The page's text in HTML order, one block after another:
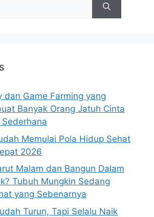
dan Game Farming yang
Banyak Orang Jatuh Cinta
Memulai Pola Hidup Sehat
2026
Malam dan Bangun Dalam
Tubuh Mungkin Sedang
yang Sebenarnya
Turun, Tapi Selalu Naik